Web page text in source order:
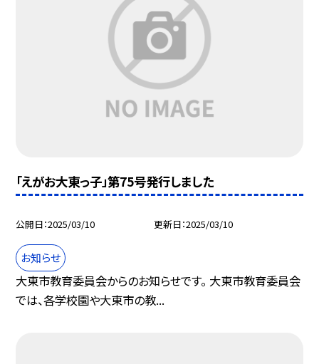
「えがお大東っ子」第75号発行しました
公開日 2025/03/10 更新日 2025/03/10
お知らせ
大東市教育委員会からのお知らせです。 大東市教育委員会
では、各学校園や大東市の教...